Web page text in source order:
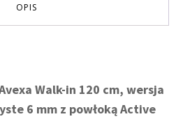
OPIS
Walk-in 120 cm, wersja
6 mm z powłoką Active